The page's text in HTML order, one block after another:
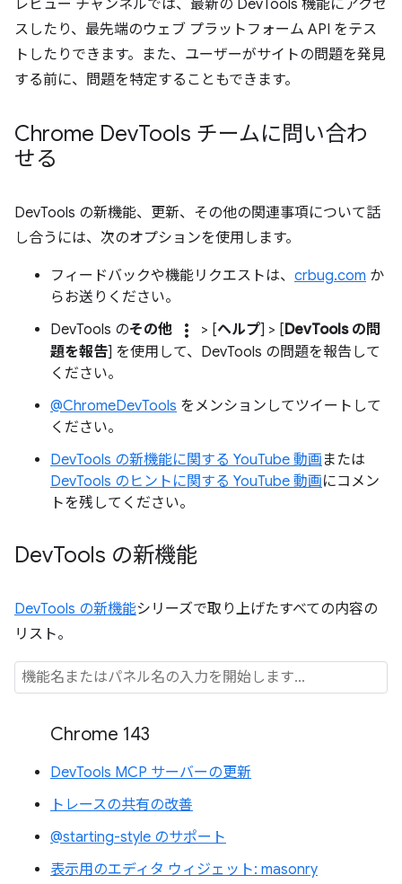
レビュー チャンネルでは、最新の DevTools 機能にアクセ
スしたり、最先端のウェブ プラットフォーム API をテス
トしたりできます。また、ユーザーがサイトの問題を発見
する前に、問題を特定することもできます。
Chrome DevTools チームに問い合わ
せる
DevTools の新機能、更新、その他の関連事項について話
し合うには、次のオプションを使用します。
フィードバックや機能リクエストは、 crbug.com か
らお送りください。
DevTools のその他 more_vert > [ヘルプ] > [DevTools の問
題を報告] を使用して、DevTools の問題を報告して
ください。
@ChromeDevTools をメンションしてツイートして
ください。
DevTools の新機能に関する YouTube 動画 または
DevTools のヒントに関する YouTube 動画にコメン
トを残してください。
DevTools の新機能
DevTools の新機能シリーズで取り上げたすべての内容の
リスト。
Chrome 143
DevTools MCP サーバーの更新
トレースの共有の改善
@starting-style のサポート
表示用のエディタ ウィジェット: masonry